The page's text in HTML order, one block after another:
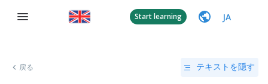
Start learning JA
戻る テキストを隠す